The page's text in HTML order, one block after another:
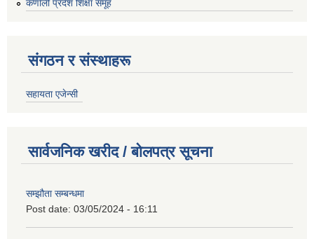
कर्णाली प्रदेश शिक्षा समूह
संगठन र संस्थाहरू
सहायता एजेन्सी
सार्वजनिक खरीद / बोलपत्र सूचना
सम्झौता सम्बन्धमा
Post date: 03/05/2024 - 16:11